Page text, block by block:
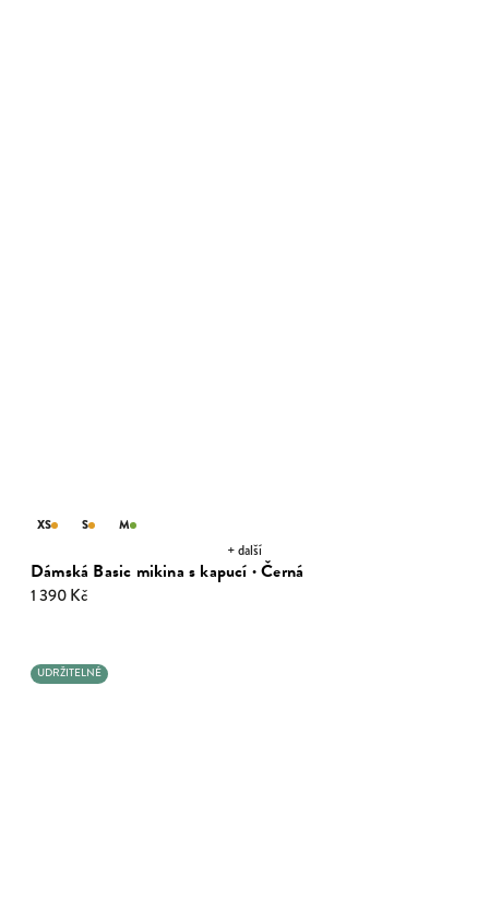
Dámská Basic mikina s kapucí · Černá
1 390 Kč
XS S M
+ další
UDRŽITELNÉ